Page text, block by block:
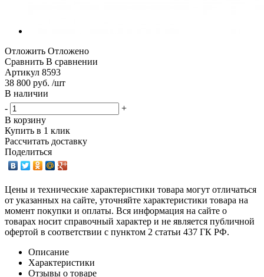
Отложить Отложено
Сравнить В сравнении
Артикул 8593
38 800 руб. /шт
В наличии
-
+
В корзину
Купить в 1 клик
Рассчитать доставку
Поделиться
Цены и технические характеристики товара могут отличаться
от указанных на сайте, уточняйте характеристики товара на
момент покупки и оплаты. Вся информация на сайте о
товарах носит справочный характер и не является публичной
офертой в соответствии с пунктом 2 статьи 437 ГК РФ.
Описание
Характеристики
Отзывы о товаре